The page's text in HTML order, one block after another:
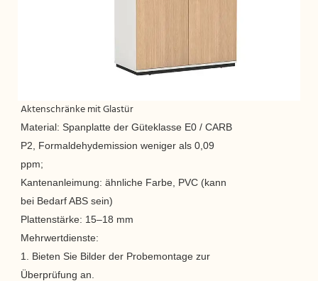
Aktenschränke mit Glastür
Material: Spanplatte der Güteklasse E0 / CARB
P2, Formaldehydemission weniger als 0,09
ppm;
Kantenanleimung: ähnliche Farbe, PVC (kann
bei Bedarf ABS sein)
Plattenstärke: 15–18 mm
Mehrwertdienste:
1. Bieten Sie Bilder der Probemontage zur
Überprüfung an.